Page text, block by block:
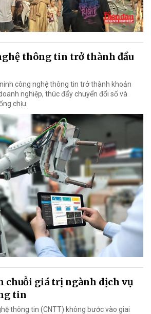
thông tin trở thành đầu
công nghệ thông tin trở thành khoản
nghiệp, thúc đẩy chuyển đổi số và
chịu.
chuỗi giá trị ngành dịch vụ
tin
thông tin (CNTT) không bước vào giai